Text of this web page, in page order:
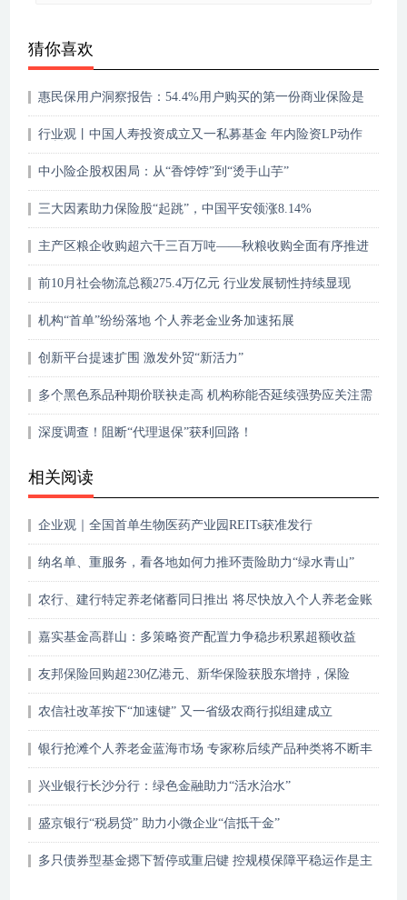
猜你喜欢
惠民保用户洞察报告：54.4%用户购买的第一份商业保险是
行业观丨中国人寿投资成立又一私募基金 年内险资LP动作
中小险企股权困局：从“香饽饽”到“烫手山芋”
三大因素助力保险股“起跳”，中国平安领涨8.14%
主产区粮企收购超六千三百万吨——秋粮收购全面有序推进
前10月社会物流总额275.4万亿元 行业发展韧性持续显现
机构“首单”纷纷落地 个人养老金业务加速拓展
创新平台提速扩围 激发外贸“新活力”
多个黑色系品种期价联袂走高 机构称能否延续强势应关注需
深度调查！阻断“代理退保”获利回路！
相关阅读
企业观｜全国首单生物医药产业园REITs获准发行
纳名单、重服务，看各地如何力推环责险助力“绿水青山”
农行、建行特定养老储蓄同日推出 将尽快放入个人养老金账
嘉实基金高群山：多策略资产配置力争稳步积累超额收益
友邦保险回购超230亿港元、新华保险获股东增持，保险
农信社改革按下“加速键” 又一省级农商行拟组建成立
银行抢滩个人养老金蓝海市场 专家称后续产品种类将不断丰
兴业银行长沙分行：绿色金融助力“活水治水”
盛京银行“税易贷” 助力小微企业“信抵千金”
多只债券型基金摁下暂停或重启键 控规模保障平稳运作是主